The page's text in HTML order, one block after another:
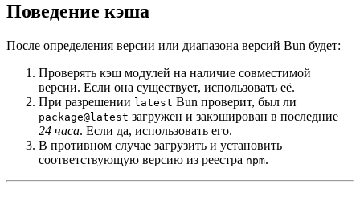
Поведение кэша
После определения версии или диапазона версий Bun будет:
Проверять кэш модулей на наличие совместимой
версии. Если она существует, использовать её.
При разрешении latest Bun проверит, был ли
package@latest загружен и закэширован в последние
24 часа. Если да, использовать его.
В противном случае загрузить и установить
соответствующую версию из реестра npm.